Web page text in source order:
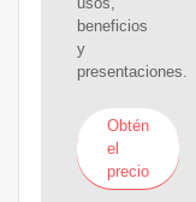
beneficios
y
presentaciones.
Obtén
el
precio